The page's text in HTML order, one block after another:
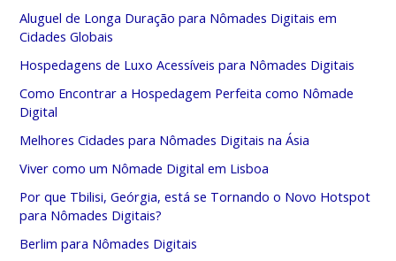
Aluguel de Longa Duração para Nômades Digitais em
Cidades Globais
Hospedagens de Luxo Acessíveis para Nômades Digitais
Como Encontrar a Hospedagem Perfeita como Nômade
Digital
Melhores Cidades para Nômades Digitais na Ásia
Viver como um Nômade Digital em Lisboa
Por que Tbilisi, Geórgia, está se Tornando o Novo Hotspot
para Nômades Digitais?
Berlim para Nômades Digitais